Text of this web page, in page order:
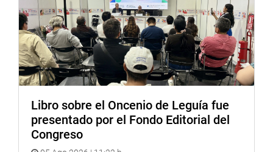
PARLAMENTO ANDINO
Libro sobre el Oncenio de Leguía fue
presentado por el Fondo Editorial del
Congreso